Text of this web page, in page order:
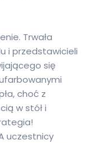
Trwała
i przedstawicieli
się
choć z
w stół i
uczestnicy